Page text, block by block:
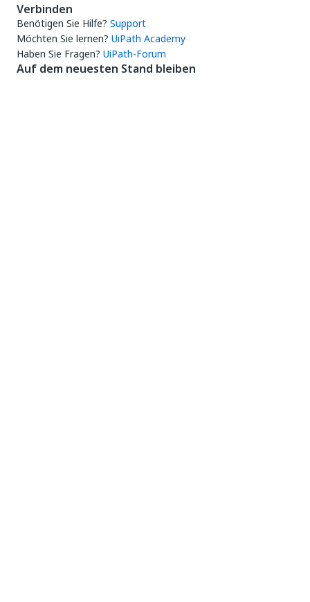
Verbinden
Benötigen Sie Hilfe? Support
Möchten Sie lernen? UiPath Academy
Haben Sie Fragen? UiPath-Forum
Auf dem neuesten Stand bleiben